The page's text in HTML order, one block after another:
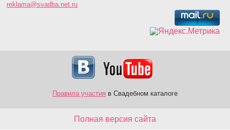
reklama@svadba.net.ru
Правила участия в Свадебном каталоге
Полная версия сайта